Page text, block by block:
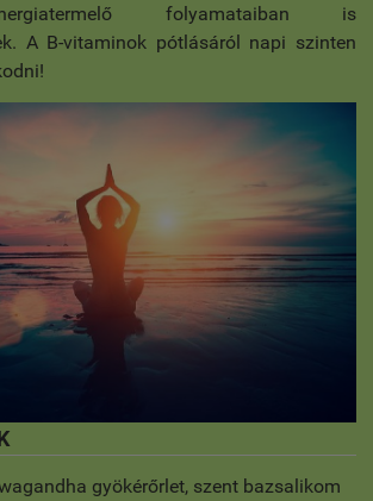
folyamataiban is
A B-vitaminok pótlásáról napi szinten
gyökérőrlet, szent bazsalikom